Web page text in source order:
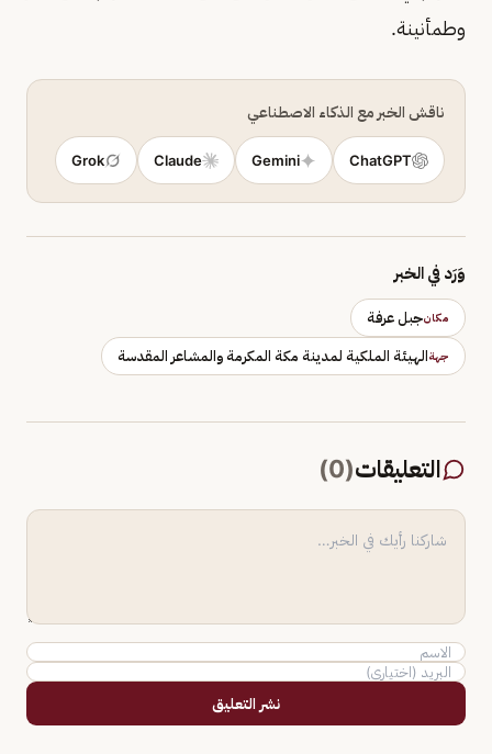
وطمأنينة.
ناقش الخبر مع الذكاء الاصطناعي
ChatGPT
Gemini
Claude
Grok
وَرَد في الخبر
مكانجبل عرفة
جهةالهيئة الملكية لمدينة مكة المكرمة والمشاعر المقدسة
التعليقات(
0
)
نشر التعليق